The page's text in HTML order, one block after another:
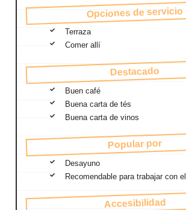
Opciones de servicio
Terraza
Comer allí
Destacado
Buen café
Buena carta de tés
Buena carta de vinos
Popular por
Desayuno
Recomendable para trabajar con
Accesibilidad